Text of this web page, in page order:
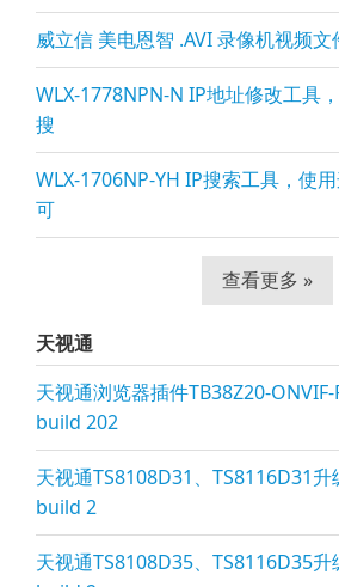
威立信 美电恩智 .AVI 录像机视频
WLX-1778NPN-N IP地址修改工具
搜
WLX-1706NP-YH IP搜索工具，使
可
查看更多 »
天视通
天视通浏览器插件TB38Z20-
build 202
天视通TS8108D31、TS8116D31
build 2
天视通TS8108D35、TS8116D35